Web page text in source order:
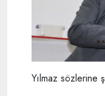
Yılmaz sözlerine